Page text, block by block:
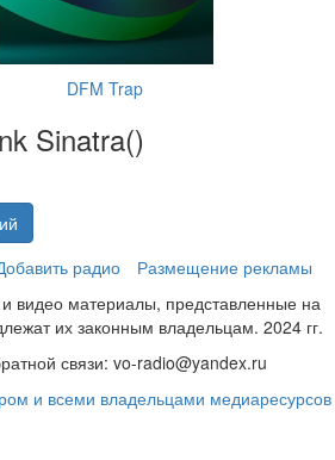
DFM Trap
Sinatra()
радио
Размещение рекламы
видео материалы, представленные на
их законным владельцам. 2024 гг.
связи: vo-radio@yandex.ru
и всеми владельцами медиаресурсов